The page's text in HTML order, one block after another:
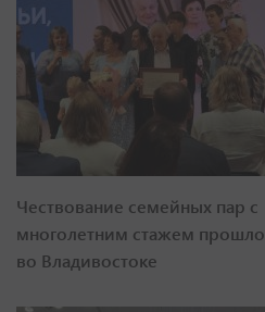
Чествование семейных пар с
многолетним стажем прошло
во Владивостоке